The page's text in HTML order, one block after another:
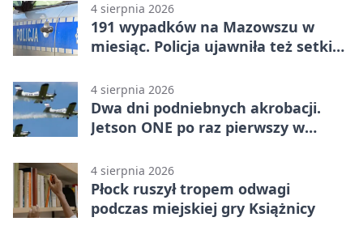
4 sierpnia 2026
191 wypadków na Mazowszu w
miesiąc. Policja ujawniła też setki
4 sierpnia 2026
Dwa dni podniebnych akrobacji.
Jetson ONE po raz pierwszy w
4 sierpnia 2026
Płock ruszył tropem odwagi
podczas miejskiej gry Książnicy